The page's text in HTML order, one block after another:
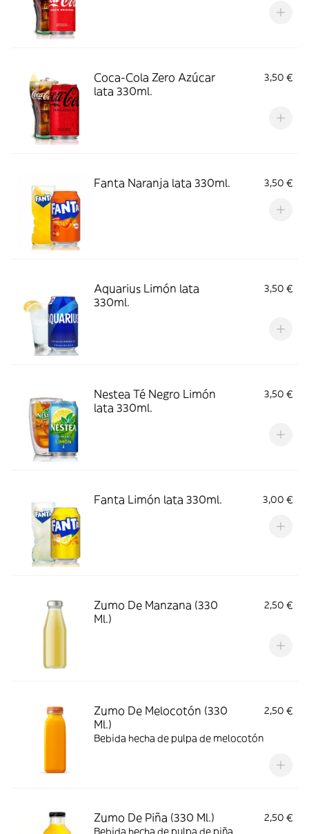
Coca-Cola Zero Azúcar
lata 330ml.
3,50 €
Fanta Naranja lata 330ml. 3,50 €
Aquarius Limón lata
330ml.
3,50 €
Nestea Té Negro Limón
lata 330ml.
3,50 €
Fanta Limón lata 330ml. 3,00 €
Zumo De Manzana (330
Ml.)
2,50 €
Zumo De Melocotón (330
Ml.)
2,50 €
Bebida hecha de pulpa de melocotón
Zumo De Piña (330 Ml.)
2,50 €
Bebida hecha de pulpa de piña